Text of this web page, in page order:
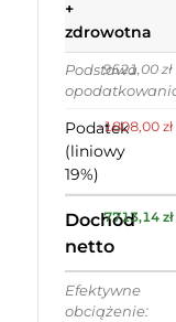
+
zdrowotna
Podstawa9521,00 zł
Podatek
(liniowy
19%)
-1808,00 zł
Dochód
netto
7713,14 zł
Efektywne
obciążenie: